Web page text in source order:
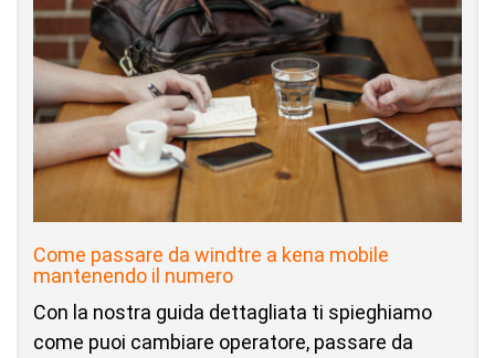
Come passare da windtre a kena mobile
mantenendo il numero
Con la nostra guida dettagliata ti spieghiamo
come puoi cambiare operatore, passare da